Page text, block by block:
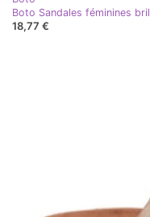
Boto Sandales féminines
18,77 €